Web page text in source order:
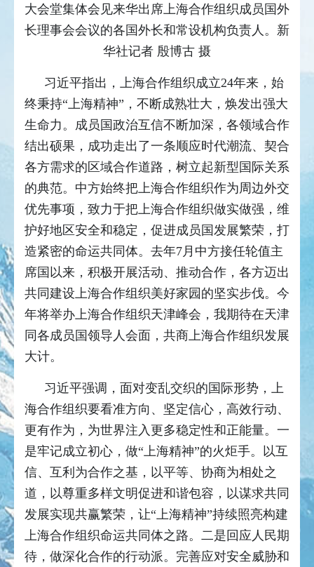
大会堂集体会见来华出席上海合作组织成员国外
长理事会会议的各国外长和常设机构负责人。新
华社记者 殷博古 摄
习近平指出，上海合作组织成立24年来，始
终秉持“上海精神”，不断成熟壮大，焕发出强大
生命力。成员国政治互信不断加深，各领域合作
结出硕果，成功走出了一条顺应时代潮流、契合
各方需求的区域合作道路，树立起新型国际关系
的典范。中方始终把上海合作组织作为周边外交
优先事项，致力于把上海合作组织做实做强，维
护好地区安全和稳定，促进成员国发展繁荣，打
造紧密的命运共同体。去年7月中方接任轮值主
席国以来，积极开展活动、推动合作，各方迈出
共同建设上海合作组织美好家园的坚实步伐。今
年将举办上海合作组织天津峰会，我期待在天津
同各成员国领导人会面，共商上海合作组织发展
大计。
习近平强调，面对变乱交织的国际形势，上
海合作组织要看准方向、坚定信心，高效行动、
更有作为，为世界注入更多稳定性和正能量。一
是牢记成立初心，做“上海精神”的火炬手。以互
信、互利为合作之基，以平等、协商为相处之
道，以尊重多样文明促进和谐包容，以谋求共同
发展实现共赢繁荣，让“上海精神”持续照亮构建
上海合作组织命运共同体之路。二是回应人民期
待，做深化合作的行动派。完善应对安全威胁和